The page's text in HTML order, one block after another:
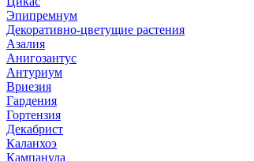
Эпипремнум
Декоративно-цветущие растения
Азалия
Анигозантус
Антуриум
Вриезия
Гардения
Гортензия
Декабрист
Каланхоэ
Кампанула